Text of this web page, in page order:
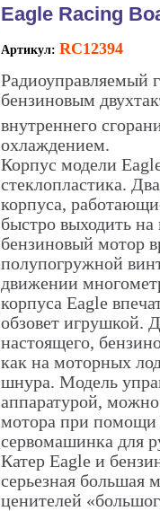
Eagle Racing
Артикул: RC12394
Радиоуправляемый
бензиновым
внутреннего
охлаждением.
Корпус модели
стеклопластика.
корпуса,
быстро выходить
бензиновый мотор
полупогружной
движении
корпуса Eagle
обзовет игрушкой.
настоящего,
как на моторных
шнура. Модель
аппаратурой,
мотора при помощи
сервомашинка для
Катер Eagle и
серьезная большая
ценителей